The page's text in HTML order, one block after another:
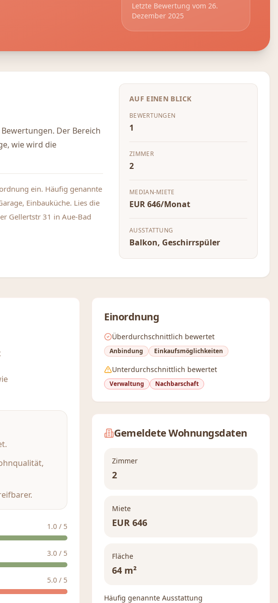
Letzte Bewertung vom 26.
Dezember 2025
Der Bereich
wie wird die
ein. Häufig genannte
Einbauküche. Lies die
Gellertstr 31 in Aue-Bad
AUF EINEN BLICK
BEWERTUNGEN
1
ZIMMER
2
MEDIAN-MIETE
EUR 646/Monat
AUSSTATTUNG
Balkon, Geschirrspüler
1.0 / 5
3.0 / 5
5.0 / 5
Einordnung
Überdurchschnittlich bewertet
Anbindung Einkaufsmöglichkeiten
Unterdurchschnittlich bewertet
Verwaltung Nachbarschaft
Gemeldete Wohnungsdaten
Zimmer
2
Miete
EUR 646
Fläche
64 m²
Häufig genannte Ausstattung